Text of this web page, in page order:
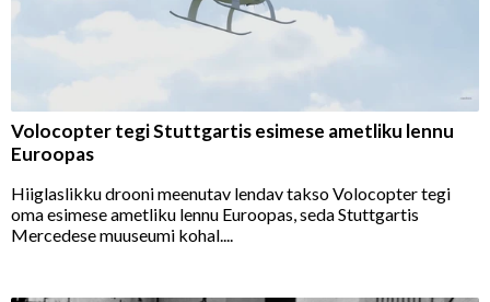
Volocopter tegi Stuttgartis esimese ametliku lennu
Euroopas
Hiiglaslikku drooni meenutav lendav takso Volocopter tegi
oma esimese ametliku lennu Euroopas, seda Stuttgartis
Mercedese muuseumi kohal....